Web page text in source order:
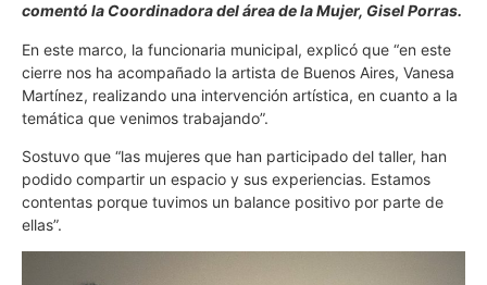
comentó la Coordinadora del área de la Mujer, Gisel Porras.
En este marco, la funcionaria municipal, explicó que “en este
cierre nos ha acompañado la artista de Buenos Aires, Vanesa
Martínez, realizando una intervención artística, en cuanto a la
temática que venimos trabajando”.
Sostuvo que “las mujeres que han participado del taller, han
podido compartir un espacio y sus experiencias. Estamos
contentas porque tuvimos un balance positivo por parte de
ellas”.